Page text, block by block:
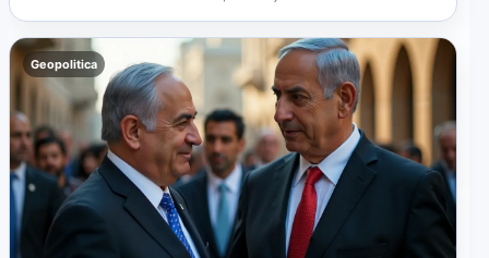
Geopolitica